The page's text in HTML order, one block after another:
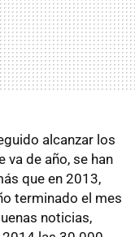
alcanzar los
va de año, se han
que en 2013,
terminado el mes
noticias,